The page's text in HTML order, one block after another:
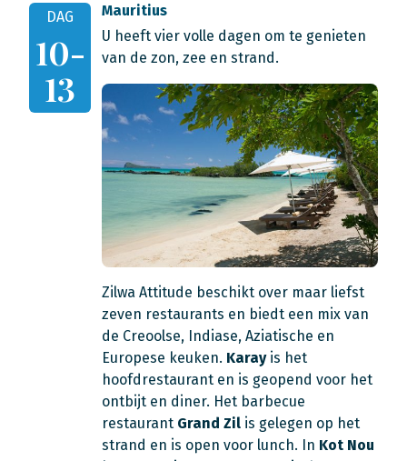
DAG
10-
13
Mauritius
U heeft vier volle dagen om te genieten
van de zon, zee en strand.
Zilwa Attitude beschikt over maar liefst
zeven restaurants en biedt een mix van
de Creoolse, Indiase, Aziatische en
Europese keuken. Karayis het
hoofdrestaurant en is geopend voor het
ontbijt en diner. Het barbecue
restaurant Grand Zil is gelegen op het
strand en is open voor lunch. In Kot Nou